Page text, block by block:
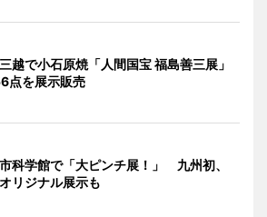
越で小石原焼「人間国宝 福島善三展」
点を展示販売
科学館で「大ピンチ展！」 九州初、
リジナル展示も